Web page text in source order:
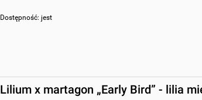
Dostępność: jest
Lilium x martagon „Early Bird” - lilia